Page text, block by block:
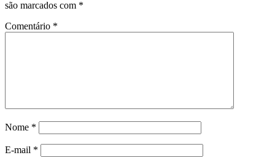
são marcados com *
Comentário *
Nome *
E-mail *